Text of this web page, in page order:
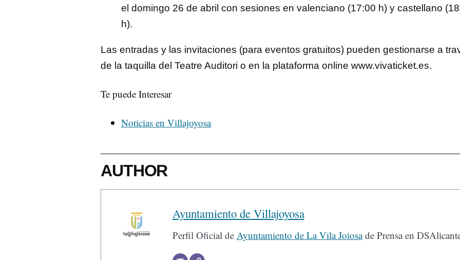
el domingo 26 de abril con sesiones en valenciano (17:00 h) y castellano
h).
Las entradas y las invitaciones (para eventos gratuitos) pueden gestionarse a
de la taquilla del Teatre Auditori o en la plataforma online www.vivaticket.es.
Te puede Interesar
Noticias en Villajoyosa
AUTHOR
Ayuntamiento de Villajoyosa
Perfil Oficial de Ayuntamiento de La Vila Joiosade Prensa en